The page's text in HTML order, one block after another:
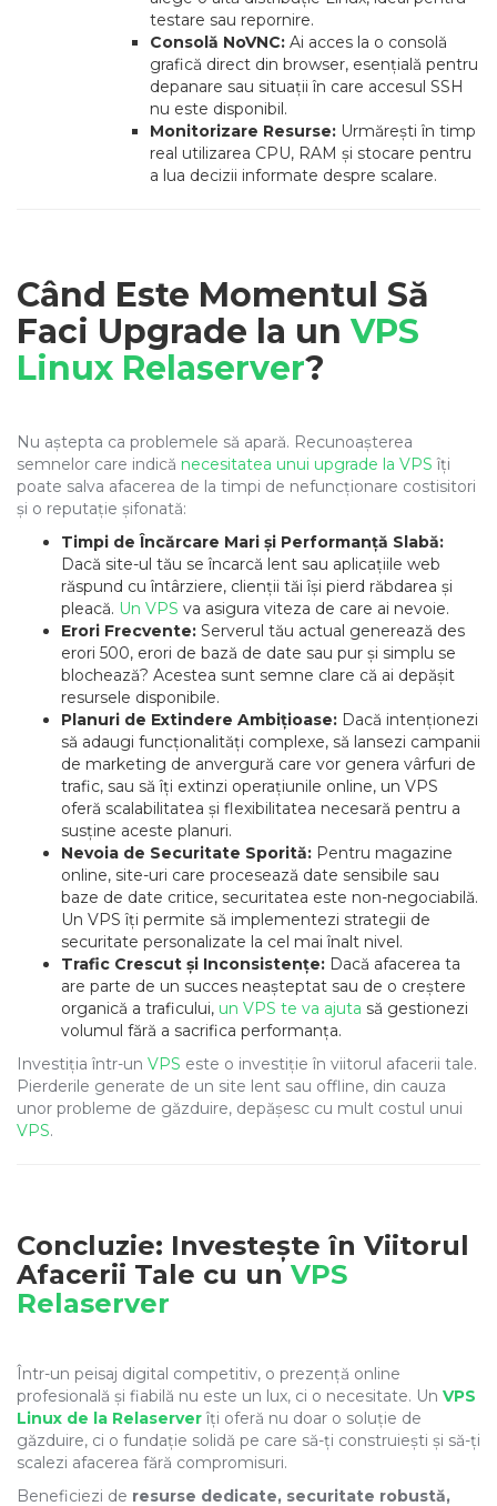
testare sau repornire.
Consolă NoVNC: Ai acces la o consolă
grafică direct din browser, esențială pentru
depanare sau situații în care accesul SSH
nu este disponibil.
Monitorizare Resurse: Urmărești în timp
real utilizarea CPU, RAM și stocare pentru
a lua decizii informate despre scalare.
Când Este Momentul Să
Faci Upgrade la un VPS
Linux Relaserver?
Nu aștepta ca problemele să apară. Recunoașterea
semnelor care indică necesitatea unui upgrade la VPS îți
poate salva afacerea de la timpi de nefuncționare costisitori
și o reputație șifonată:
Timpi de Încărcare Mari și Performanță Slabă:
Dacă site-ul tău se încarcă lent sau aplicațiile web
răspund cu întârziere, clienții tăi își pierd răbdarea și
pleacă. Un VPS va asigura viteza de care ai nevoie.
Erori Frecvente: Serverul tău actual generează des
erori 500, erori de bază de date sau pur și simplu se
blochează? Acestea sunt semne clare că ai depășit
resursele disponibile.
Planuri de Extindere Ambițioase: Dacă intenționezi
să adaugi funcționalități complexe, să lansezi campanii
de marketing de anvergură care vor genera vârfuri de
trafic, sau să îți extinzi operațiunile online, un VPS
oferă scalabilitatea și flexibilitatea necesară pentru a
susține aceste planuri.
Nevoia de Securitate Sporită: Pentru magazine
online, site-uri care procesează date sensibile sau
baze de date critice, securitatea este non-negociabilă.
Un VPS îți permite să implementezi strategii de
securitate personalizate la cel mai înalt nivel.
Trafic Crescut și Inconsistențe: Dacă afacerea ta
are parte de un succes neașteptat sau de o creștere
organică a traficului, un VPS te va ajuta să gestionezi
volumul fără a sacrifica performanța.
Investiția într-un VPS este o investiție în viitorul afacerii tale.
Pierderile generate de un site lent sau offline, din cauza
unor probleme de găzduire, depășesc cu mult costul unui
VPS.
Concluzie: Investește în Viitorul
Afacerii Tale cu un VPS
Relaserver
Într-un peisaj digital competitiv, o prezență online
profesională și fiabilă nu este un lux, ci o necesitate. Un VPS
Linux de la Relaserverîți oferă nu doar o soluție de
găzduire, ci o fundație solidă pe care să-ți construiești și să-ți
scalezi afacerea fără compromisuri.
Beneficiezi de resurse dedicate, securitate robustă,